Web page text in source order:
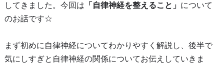
してきました。今回は 「自律神経を整えること」 について
のお話です☆
まず初めに自律神経についてわかりやすく解説し、後半で
気にしすぎと自律神経の関係についてお伝えしていきま